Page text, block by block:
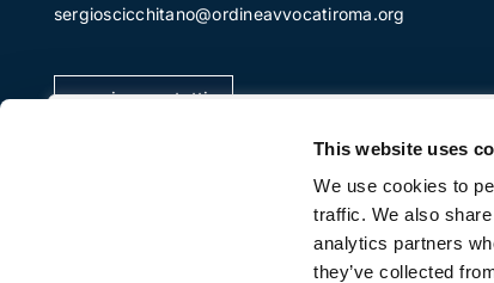
This website uses
We use cookies to
traffic. We also
analytics partners
they’ve collected
Utilizziamo i cookie per migliorare la tua esperienza
navigazione, pubblicare annunci o contenuti
personalizzati e analizzare il nostro traffico.
su "Accetta tutto", acconsenti al nostro utilizzo dei
sergioscicchitano@ordineavvocatiroma.org
pagina contatti